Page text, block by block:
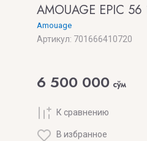
AMOUAGE EPIC 56
Amouage
Артикул: 701666410720
6 500 000 сўм
К сравнению
В избранное